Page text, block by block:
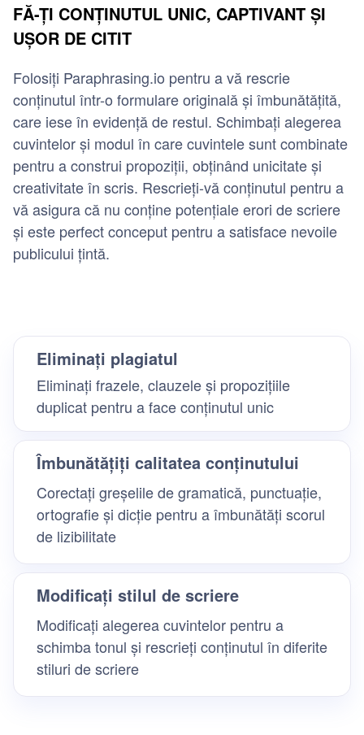
FĂ-ȚI CONȚINUTUL UNIC, CAPTIVANT ȘI
UȘOR DE CITIT
Folosiți Paraphrasing.io pentru a vă rescrie
conținutul într-o formulare originală și îmbunătățită,
care iese în evidență de restul. Schimbați alegerea
cuvintelor și modul în care cuvintele sunt combinate
pentru a construi propoziții, obținând unicitate și
creativitate în scris. Rescrieți-vă conținutul pentru a
vă asigura că nu conține potențiale erori de scriere
și este perfect conceput pentru a satisface nevoile
publicului țintă.
Eliminați plagiatul
Eliminați frazele, clauzele și propozițiile
duplicat pentru a face conținutul unic
Îmbunătățiți calitatea conținutului
Corectați greșelile de gramatică, punctuație,
ortografie și dicție pentru a îmbunătăți scorul
de lizibilitate
Modificați stilul de scriere
Modificați alegerea cuvintelor pentru a
schimba tonul și rescrieți conținutul în diferite
stiluri de scriere